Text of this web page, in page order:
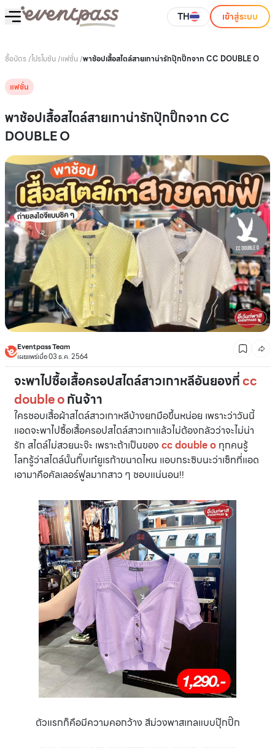
TH เข้าสู่ระบบ
ซื้อบัตร /โปรโมชัน/แฟชั่น/พาช้อปเสื้อสไตล์สายเกาน่ารักปุ๊กปิ๊กจาก CC DOUBLE O
แฟชั่น
พาช้อปเสื้อสไตล์สายเกาน่ารักปุ๊กปิ๊กจาก CC
DOUBLE O
Eventpass Team
เผยแพร่เมื่อ 03 ธ.ค. 2564
จะพาไปซื้อเสื้อครอปสไตล์สาวเกาหลีอันยองที่cc
double oกันจ้าา
ใครชอบเสื้อผ้าสไตล์สาวเกาหลีบ้างยกมือขึ้นหน่อย เพราะว่าวันนี้
แอดจะพาไปซื้อเสื้อครอปสไตล์สาวเกาแล้วไม่ต้องกลัวว่าจะไม่น่า
รัก สไตล์ไม่สวยนะจ๊ะ เพราะถ้าเป็นของ cc double o ทุกคนรู้
โลกรู้ว่าสไตล์นั้นกิ๊บเก๋ยูเรก้าขนาดไหน แอบกระซิบนะว่าเซ็ทที่แอด
เอามาคือคัลเลอร์ฟูลมากสาว ๆ ชอบแน่นอน!!
ตัวแรกก็คือมีความคอกว้าง สีม่วงพาสเทลแบบปุ๊กปิ๊ก